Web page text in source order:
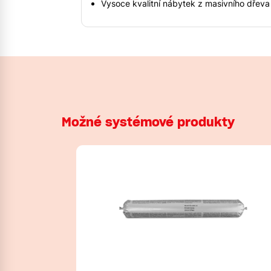
Vysoce kvalitní nábytek z masivního dřeva
Možné systémové produkty